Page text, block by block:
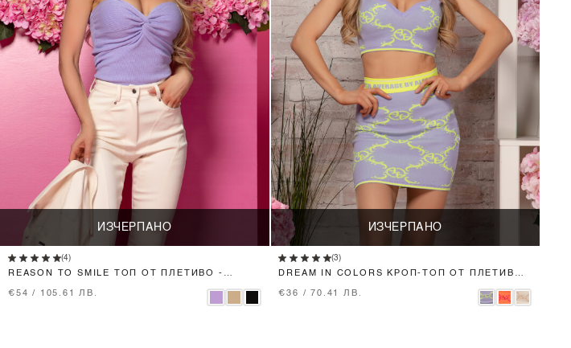
ИЗЧЕРПАНО
(4)
REASON TO SMILE ТОП ОТ ПЛЕТИВО -
€54 / 105.61 ЛВ.
ИЗЧЕРПАНО
(3)
DREAM IN COLORS КРОП-ТОП ОТ ПЛЕТИВО -
€36 / 70.41 ЛВ.